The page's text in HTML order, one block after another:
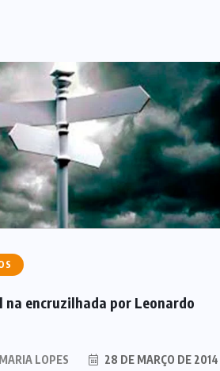
na encruzilhada por Leonardo
LOPES 28 DE MARÇO DE 2014